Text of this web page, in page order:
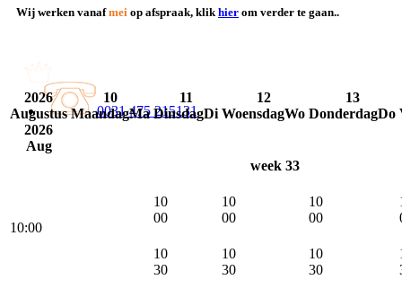
0031 475 215131
Wij werken vanafmei op afspraak, klik hier om verder te gaan..
2026
Augustus
2026
Aug
10
MaandagMa
11
DinsdagDi
12
WoensdagWo
13
DonderdagDo
week 33
10:00
10
00
10
00
10
00
10
30
10
30
10
30